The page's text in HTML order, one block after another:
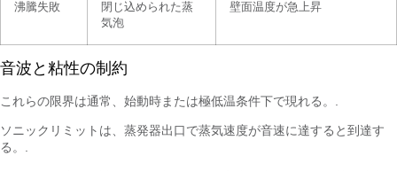
沸騰失敗
閉じ込められた蒸
気泡
壁面温度が急上昇
音波と粘性の制約
これらの限界は通常、始動時または極低温条件下で現れる。.
ソニックリミットは、蒸発器出口で蒸気速度が音速に達すると到達す
る。.